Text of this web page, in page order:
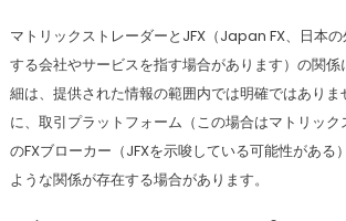
マトリックストレーダーとJFX（Japan FX、日本
する会社やサービスを指す場合があります）の関
細は、提供された情報の範囲内では明確ではあり
に、取引プラットフォーム（この場合はマトリッ
のFXブローカー（JFXを示唆している可能性がある
ような関係が存在する場合があります。